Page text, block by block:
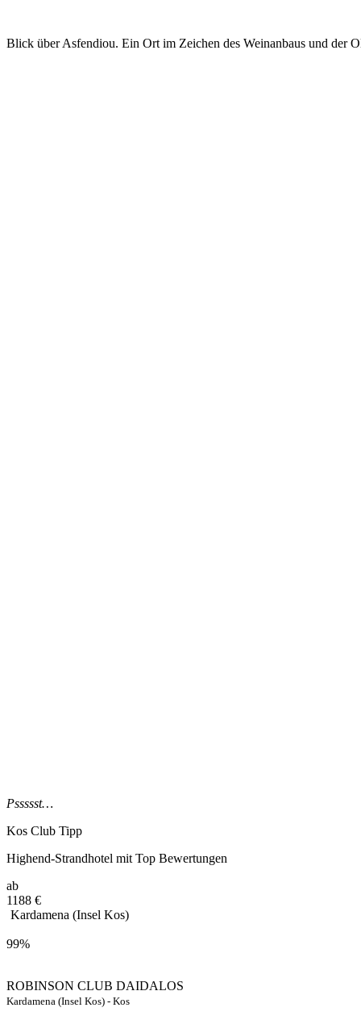
Blick über Asfendiou. Ein Ort im Zeichen des Weinanbaus und der
Pssssst…
Kos Club Tipp
Highend-Strandhotel mit Top Bewertungen
ab
1188 €
Kardamena (Insel Kos)
99%
ROBINSON CLUB DAIDALOS
Kardamena (Insel Kos) - Kos